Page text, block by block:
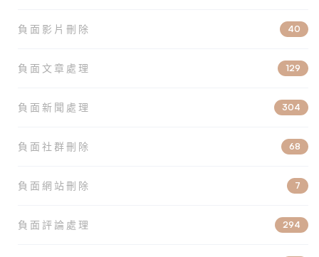
負面影片刪除 40
負面文章處理 129
負面新聞處理 304
負面社群刪除 68
負面網站刪除 7
負面評論處理 294